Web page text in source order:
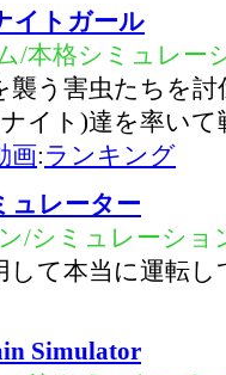
イトガール
/本格シミュレー
襲う害虫たちを
イト)達を率いて
画:ランキング
ュレーター
/シミュレーショ
して本当に運転
Simulator